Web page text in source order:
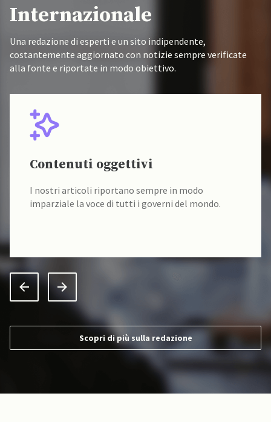
Internazionale
Una redazione di esperti e un sito indipendente,
costantemente aggiornato con notizie sempre verificate
alla fonte e riportate in modo obiettivo.
Contenuti oggettivi
I nostri articoli riportano sempre in modo
imparziale la voce di tutti i governi del mondo.
Scopri di più sulla redazione